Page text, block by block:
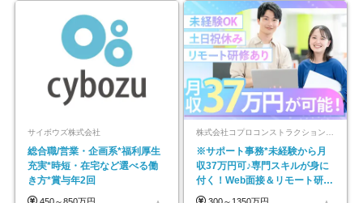
サイボウズ株式会社
総合職/営業・企画系*福利厚生
充実*時短・在宅など選べる働
き方*賞与年2回
※サポート事務*未経験から月
収37万円可♪専門スキルが身に
付く！Web面接＆リモート研修
も充実♪/a